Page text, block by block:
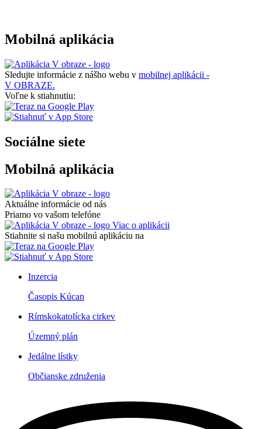
Mobilná aplikácia
Sledujte informácie z nášho webu v mobilnej aplikácii -
V OBRAZE.
Voľne k stiahnutiu:
Sociálne siete
Mobilná aplikácia
Aktuálne informácie od nás
Priamo vo vašom telefóne
Viac o aplikácii
Stiahnite si našu mobilnú aplikáciu na
Inzercia
Časopis Kúcan
Rímskokatolícka cirkev
Územný plán
Jedálne lístky
Občianske združenia